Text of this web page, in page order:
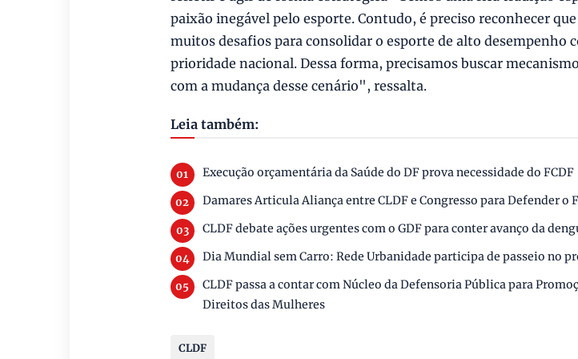
paixão inegável pelo esporte. Contudo, é preciso reconhecer
muitos desafios para consolidar o esporte de alto desempenho
prioridade nacional. Dessa forma, precisamos buscar
com a mudança desse cenário", ressalta.
Leia também:
Execução orçamentária da Saúde do DF prova necessidade do FCDF
Damares Articula Aliança entre CLDF e Congresso para Defender
CLDF debate ações urgentes com o GDF para conter avanço da
Dia Mundial sem Carro: Rede Urbanidade participa de passeio no
CLDF passa a contar com Núcleo da Defensoria Pública para
Direitos das Mulheres
CLDF